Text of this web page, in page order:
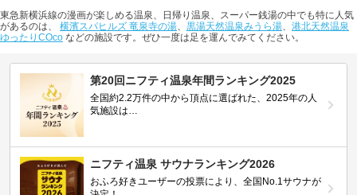
東急新横浜線の漫画が楽しめる温泉、日帰り温泉、スーパー銭湯の中でも特に人気
があるのは、 横濱スパヒルズ 竜泉寺の湯 黒湯天然温泉みうら湯
港北天然温泉
ゆったりCOco などの施設です。ぜひ一度は足を運んでみてください。
第20回ニフティ温泉年間ランキング2025
全国約2.2万件の中から頂点に選ばれた、2025年の人
気施設は…
ニフティ温泉 サウナランキング2026
おふろ好きユーザーの投票により、全国No.1サウナが